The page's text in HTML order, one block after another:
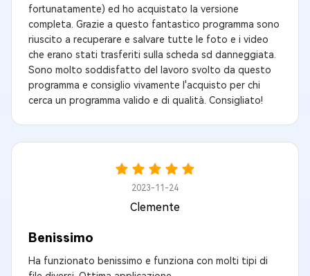
fortunatamente) ed ho acquistato la versione
completa. Grazie a questo fantastico programma sono
riuscito a recuperare e salvare tutte le foto e i video
che erano stati trasferiti sulla scheda sd danneggiata.
Sono molto soddisfatto del lavoro svolto da questo
programma e consiglio vivamente l'acquisto per chi
cerca un programma valido e di qualità. Consigliato!
2023-11-24
Clemente
Benissimo
Ha funzionato benissimo e funziona con molti tipi di